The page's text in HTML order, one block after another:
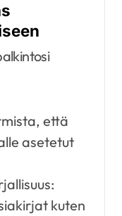
että
asetetut
kuten